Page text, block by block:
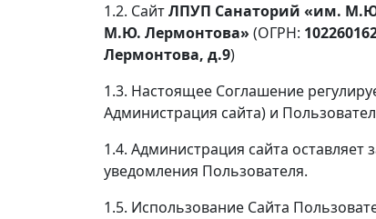
1.2. СайтЛПУП Санаторий «им.
М.Ю. Лермонтова» (ОГРН:
Лермонтова, д.9)
1.3. Настоящее Соглашение
Администрация сайта) и
1.4. Администрация сайта
уведомления Пользователя.
1.5. Использование Сайта